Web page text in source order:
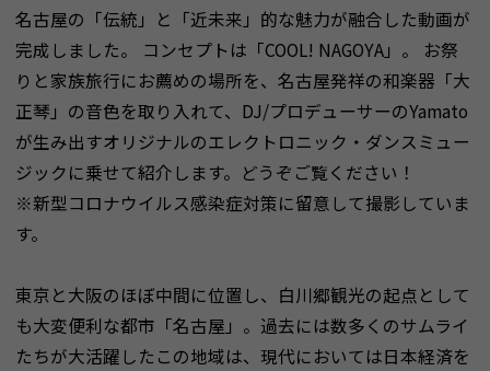
名古屋の「伝統」と「近未来」的な魅力が融合した動画が
完成しました。 コンセプトは「COOL! NAGOYA」。 お祭
りと家族旅行にお薦めの場所を、名古屋発祥の和楽器「大
正琴」の音色を取り入れて、DJ/プロデューサーのYamato
が生み出すオリジナルのエレクトロニック・ダンスミュー
ジックに乗せて紹介します。どうぞご覧ください！
※新型コロナウイルス感染症対策に留意して撮影していま
す。
東京と大阪のほぼ中間に位置し、白川郷観光の起点として
も大変便利な都市「名古屋」。過去には数多くのサムライ
たちが大活躍したこの地域は、現代においては日本経済を